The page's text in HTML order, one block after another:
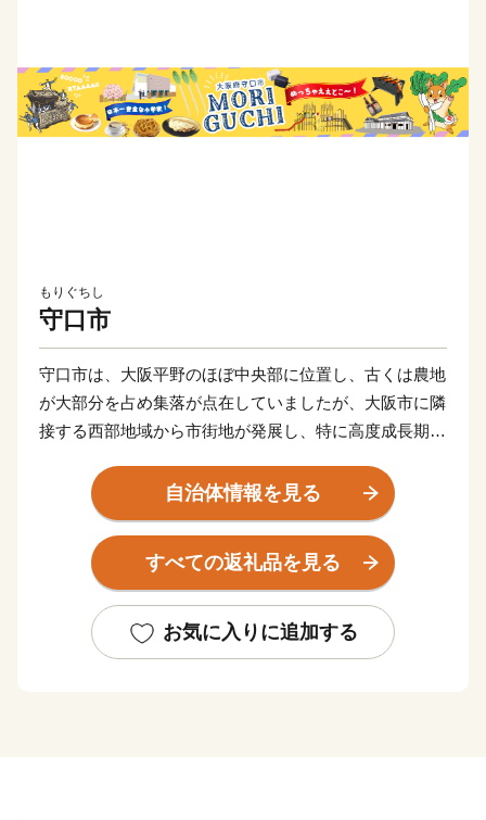
もりぐちし
守口市
守口市は、大阪平野のほぼ中央部に位置し、古くは農地
が大部分を占め集落が点在していましたが、大阪市に隣
接する西部地域から市街地が発展し、特に高度成長期に
また、早くから大手家電メーカーの企業城下町として発
展を遂げるとともに安定した税収を背景に各種行政サー
ビスを充実させ、公共施設や都市基盤の整備を進めてき
一定の到達点に達し、成熟した都市としての機能を備え
るに至っています。
自治体情報を見る
すべての返礼品を見る
お気に入りに追加する